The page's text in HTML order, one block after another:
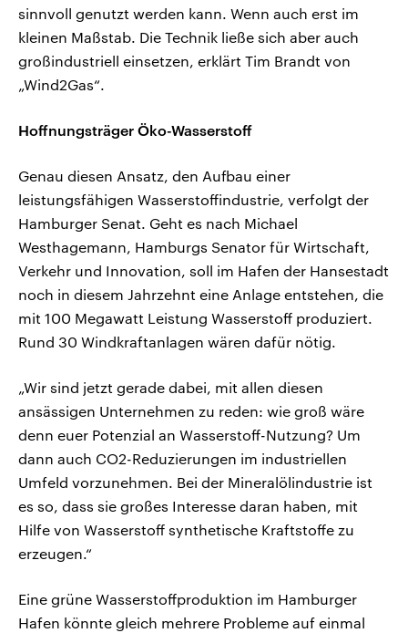
sinnvoll genutzt werden kann. Wenn auch erst im
kleinen Maßstab. Die Technik ließe sich aber auch
großindustriell einsetzen, erklärt Tim Brandt von
„Wind2Gas“.
Hoffnungsträger Öko-Wasserstoff
Genau diesen Ansatz, den Aufbau einer
leistungsfähigen Wasserstoffindustrie, verfolgt der
Hamburger Senat. Geht es nach Michael
Westhagemann, Hamburgs Senator für Wirtschaft,
Verkehr und Innovation, soll im Hafen der Hansestadt
noch in diesem Jahrzehnt eine Anlage entstehen, die
mit 100 Megawatt Leistung Wasserstoff produziert.
Rund 30 Windkraftanlagen wären dafür nötig.
„Wir sind jetzt gerade dabei, mit allen diesen
ansässigen Unternehmen zu reden: wie groß wäre
denn euer Potenzial an Wasserstoff-Nutzung? Um
dann auch CO2-Reduzierungen im industriellen
Umfeld vorzunehmen. Bei der Mineralölindustrie ist
es so, dass sie großes Interesse daran haben, mit
Hilfe von Wasserstoff synthetische Kraftstoffe zu
erzeugen.“
Eine grüne Wasserstoffproduktion im Hamburger
Hafen könnte gleich mehrere Probleme auf einmal